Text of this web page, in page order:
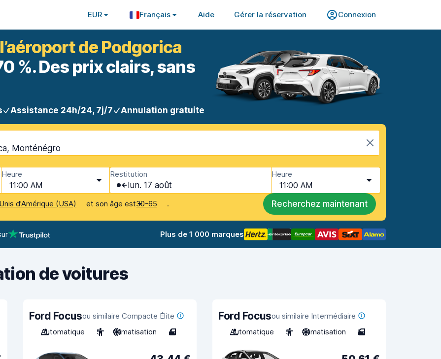
EUR Français Aide Gérer la réservation Connexion
de Podgorica
%. Des prix clairs, sans
Assistance 24h/24, 7j/7 Annulation gratuite
Monténégro
Heure
11:00 AM
Restitution
lun. 17 août
Heure
11:00 AM
d'Amérique (USA) et son âge est30-65 . Recherchez maintenant
Plus de 1 000 marques
de voitures
Ford Focusou similaire Compacte Élite
Automatique
5 Climatisation 4
Ford Focusou similaire Intermédiaire
Automatique
5 Climatisation 5